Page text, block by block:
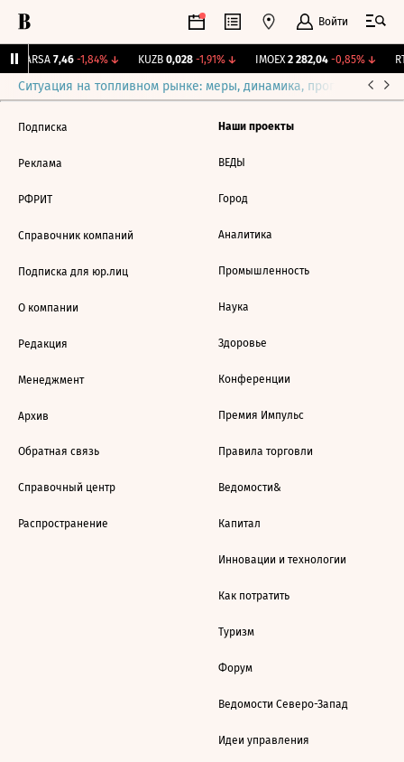
Войти
ARSA 7,46 -1,84%↓ KUZB 0,028 -1,91%↓ IMOEX 2 282,04 -0,85%↓
Ситуация на топливном рынке: меры, динамика, прогнозы
Подписка
Реклама
РФРИТ
Справочник компаний
Подписка для юр.лиц
О компании
Редакция
Менеджмент
Архив
Обратная связь
Справочный центр
Распространение
Наши проекты
ВЕДЫ
Город
Аналитика
Промышленность
Наука
Здоровье
Конференции
Премия Импульс
Правила торговли
Ведомости&
Капитал
Инновации и технологии
Как потратить
Туризм
Форум
Ведомости Северо-Запад
Идеи управления